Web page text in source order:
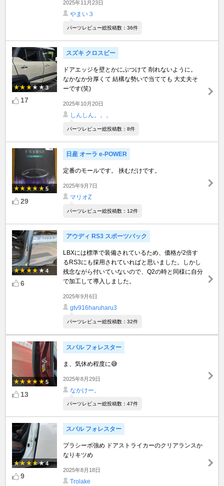
2025年11月23日
やまい３
パーツレビュー総投稿数：36件
3
17
スズキ クロスビー
ドアエッジを壁とかにぶつけて 削れないように。
なかなか分厚くて 結構な勢いで当てても 大丈夫そ
ーです(笑)
2025年10月20日
しんしん。。。
パーツレビュー総投稿数：8件
5
29
日産 オーラ e-POWER
定番のモールです。 挟むだけです。
2025年9月7日
マリオZ
パーツレビュー総投稿数：12件
4
6
アウディ RS3 スポーツバック
LBXには標準で装備されているため、価格が2倍す
るRS3にも採用されていればと思いました。しかし
残念ながら付いていないので、Q2の時と同様に自分
で加工して導入しました。
2025年9月6日
gtv916haruharu3
パーツレビュー総投稿数：32件
5
13
スバル フォレスター
ま、気休め程度に😅
2025年8月29日
なかけー。
パーツレビュー総投稿数：47件
4
9
スバル フォレスター
プラシーボ強め ドアストライカーのクリアランスか
なりキツめ
2025年8月18日
Trolake